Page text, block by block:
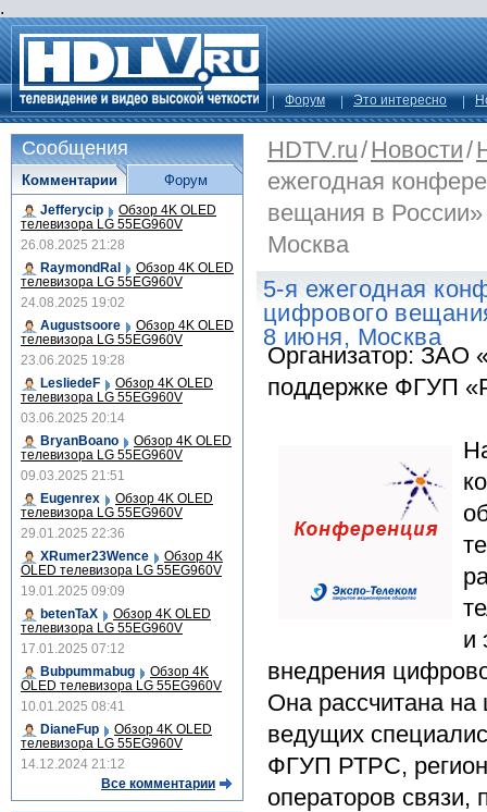
.
Форум Это интересно
HDTV.ru/Новости/
ежегодная
вещания в
Москва
5-я ежегодная
цифрового
8 июня, Москва
Организатор: ЗАО
поддержке ФГУП
и
внедрения
Она рассчитана на
ведущих
ФГУП РТРС,
операторов связи,
Сообщения
Комментарии
Jefferycip Обзор 4K OLED
телевизора LG 55EG960V
26.08.2025 21:28
RaymondRal
Обзор 4K OLED
телевизора LG 55EG960V
24.08.2025 19:02
Augustsoore
Обзор 4K OLED
телевизора LG 55EG960V
23.06.2025 19:28
LesliedeF
Обзор 4K OLED
телевизора LG 55EG960V
03.06.2025 20:14
BryanBoano
Обзор 4K OLED
телевизора LG 55EG960V
09.03.2025 21:51
Eugenrex
Обзор 4K OLED
телевизора LG 55EG960V
29.01.2025 22:36
XRumer23Wence
Обзор 4K
OLED телевизора LG 55EG960V
19.01.2025 09:09
betenTaX
Обзор 4K OLED
телевизора LG 55EG960V
17.01.2025 07:12
Bubpummabug
Обзор 4K
OLED телевизора LG 55EG960V
10.01.2025 08:41
DianeFup
Обзор 4K OLED
телевизора LG 55EG960V
14.12.2024 21:12
Все комментарии
Форум